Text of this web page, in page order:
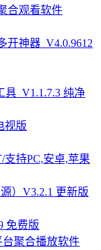
合观看软件
开神器_V4.0.9612
具_V1.1.7.3 纯净
视版
持PC,安卓,苹果
）V3.2.1 更新版
免费版
台聚合播放软件